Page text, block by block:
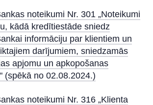
noteikumi Nr. 301 „Noteikumi
kādā kredītiestāde sniedz
informāciju par klientiem un
darījumiem, sniedzamās
apjomu un apkopošanas
(spēkā no 02.08.2024.)
noteikumi Nr. 316 „Klienta